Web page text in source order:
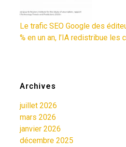
Le trafic SEO Google des
% en un an, l’IA redistribue les
Archives
juillet 2026
mars 2026
janvier 2026
décembre 2025